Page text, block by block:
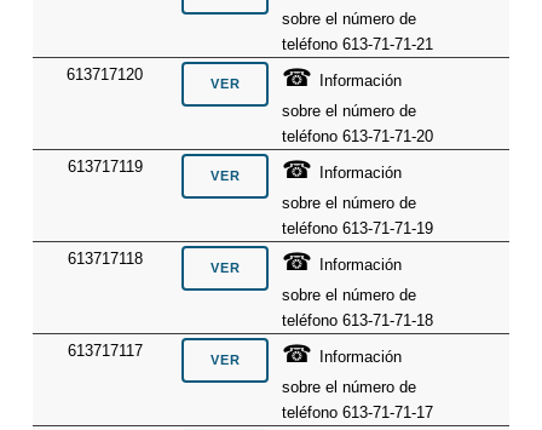
sobre el número de
teléfono 613-71-71-21
613717120
☎ Información
sobre el número de
teléfono 613-71-71-20
613717119
☎ Información
sobre el número de
teléfono 613-71-71-19
613717118
☎ Información
sobre el número de
teléfono 613-71-71-18
613717117
☎ Información
sobre el número de
teléfono 613-71-71-17